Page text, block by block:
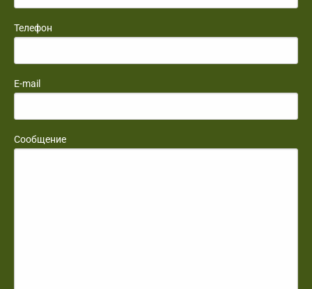
Телефон
E-mail
Сообщение